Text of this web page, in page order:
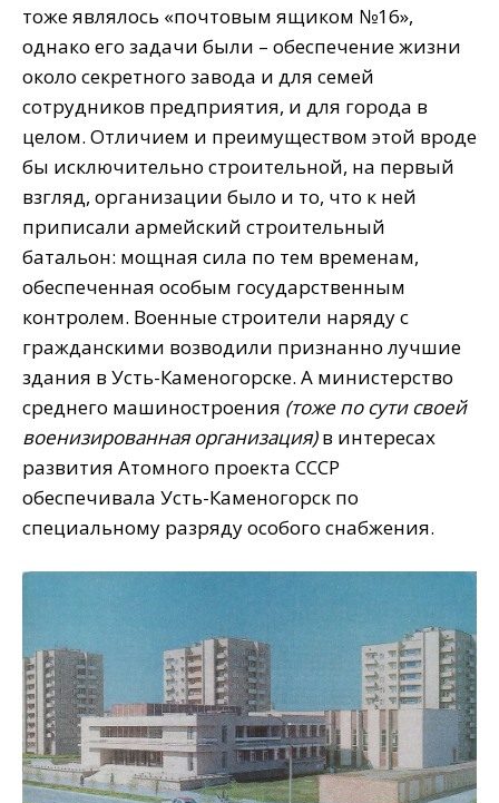
тоже являлось «почтовым ящиком №16»,
однако его задачи были – обеспечение жизни
около секретного завода и для семей
сотрудников предприятия, и для города в
целом. Отличием и преимуществом этой вроде
бы исключительно строительной, на первый
взгляд, организации было и то, что к ней
приписали армейский строительный
батальон: мощная сила по тем временам,
обеспеченная особым государственным
контролем. Военные строители наряду с
гражданскими возводили признанно лучшие
здания в Усть-Каменогорске. А министерство
среднего машиностроения (тоже по сути своей
военизированная организация)в интересах
развития Атомного проекта СССР
обеспечивала Усть-Каменогорск по
специальному разряду особого снабжения.